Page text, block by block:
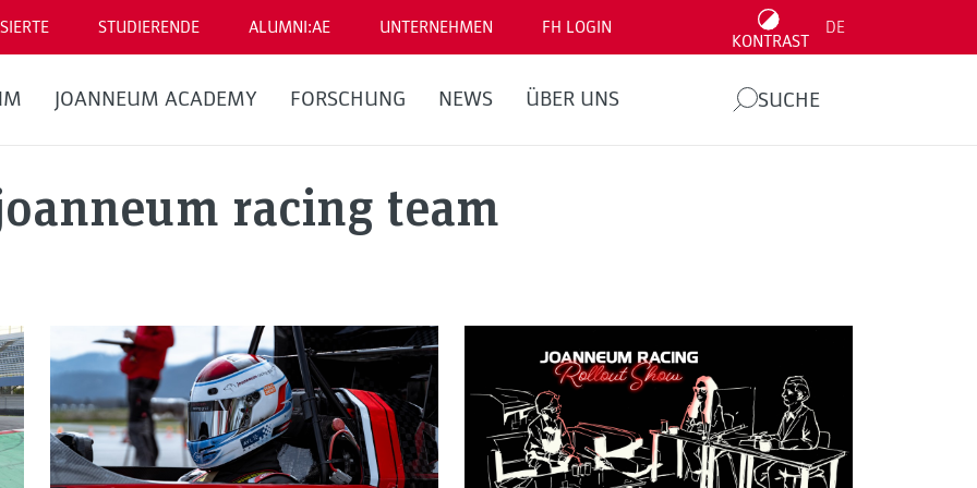
STUDIERENDE ALUMNI:AE UNTERNEHMEN FH LOGIN
KONTRAST
DE
JOANNEUM ACADEMY FORSCHUNG NEWS ÜBER UNS SUCHE
racing team